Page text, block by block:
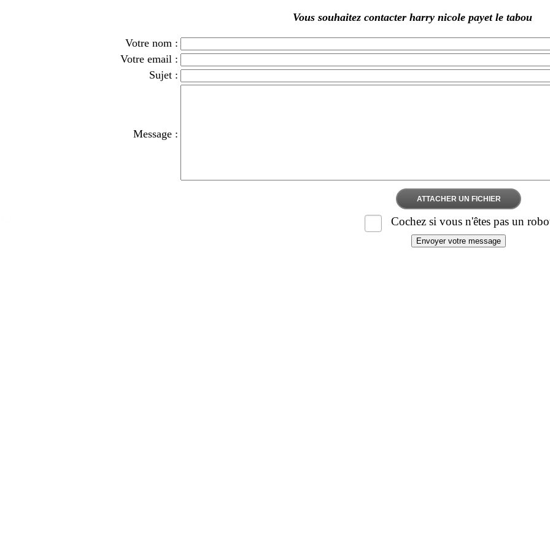
Vous souhaitez contacter harry nicole payet le tabou
Votre nom :
Votre email :
Sujet :
Message :
ATTACHER UN FICHIER
Cochez si vous n'êtes pas un